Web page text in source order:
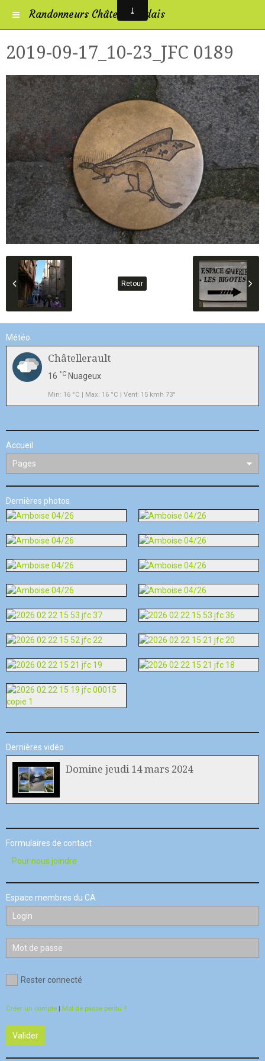
Randonneurs Châtelleraudais
2019-09-17_10-23_JFC 0189
Retour
Météo
Châtellerault
16 °C Nuageux
Min: 16 °C | Max: 16 °C | Vent: 15 kmh 73°
Accueil
Dernières photos
Dernières vidéo
Domine jeudi 14 mars 2024
Formulaires de contact
Pour nous joindre
Espace membres du CA
Rester connecté
Créer un compte Mot de passe perdu ?
Valider